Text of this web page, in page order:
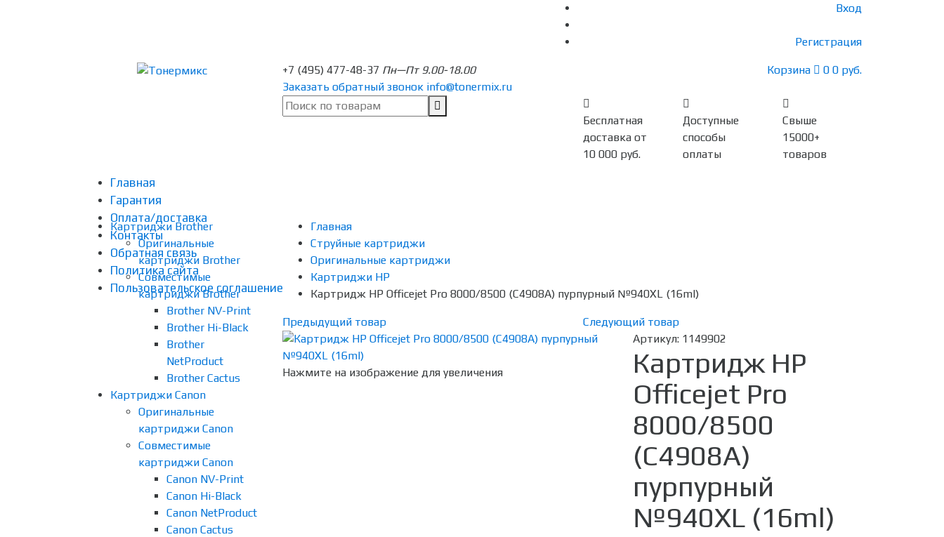
Вход
Регистрация
+7 (495) 477-48-37 Пн—Пт 9.00-18.00
Заказать обратный звонок info@tonermix.ru
Корзина 0 0 руб.
Бесплатная
доставка от
10 000 руб.
Доступные
способы
оплаты
Свыше
15000+
товаров
Главная
Гарантия
Оплата/доставка
Контакты
Обратная связь
Политика сайта
Пользовательское соглашение
Картриджи Brother
Оригинальные
картриджи Brother
Совместимые
картриджи Brother
Brother NV-Print
Brother Hi-Black
Brother
NetProduct
Brother Cactus
Картриджи Canon
Оригинальные
картриджи Canon
Совместимые
картриджи Canon
Canon NV-Print
Canon Hi-Black
Canon NetProduct
Canon Cactus
Главная
Струйные картриджи
Оригинальные картриджи
Картриджи HP
Картридж HP Officejet Pro 8000/8500 (C4908A) пурпурный №940XL (16ml)
Предыдущий товар Следующий товар
Нажмите на изображение для увеличения
Артикул: 1149902
Картридж HP
Officejet Pro
8000/8500
(C4908A)
пурпурный
№940XL (16ml)